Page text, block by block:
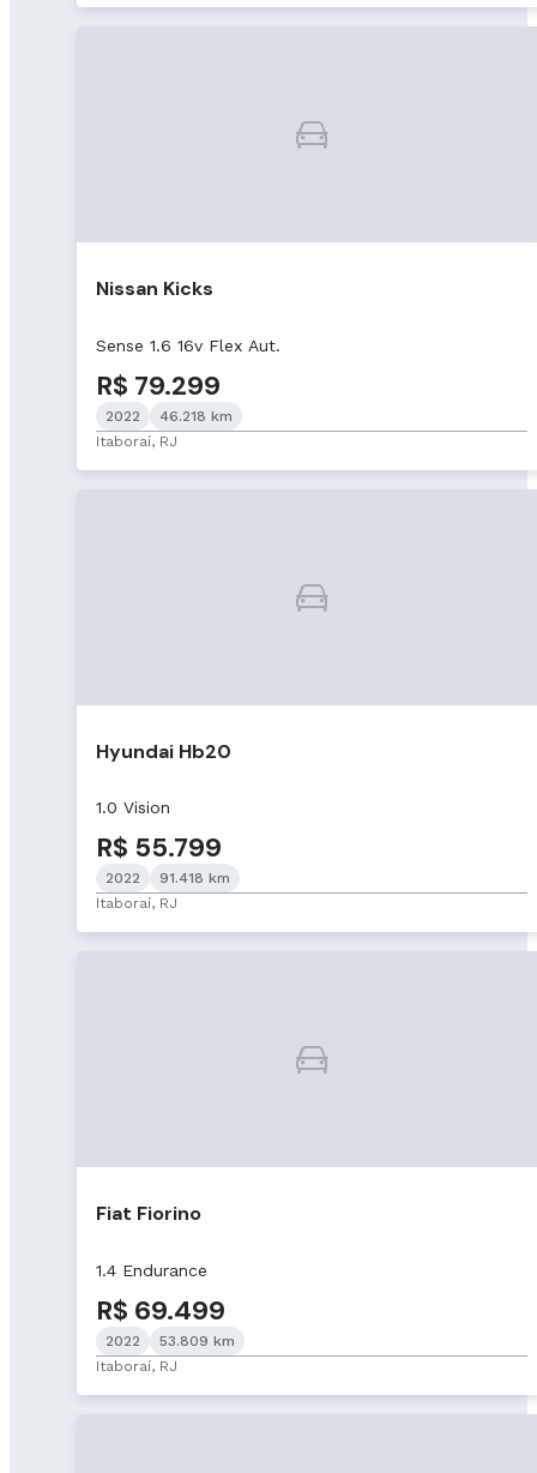
Nissan Kicks
Sense 1.6 16v Flex Aut.
R$ 79.299
2022
46.218 km
Itaboraí, RJ
Hyundai Hb20
1.0 Vision
R$ 55.799
2022
91.418 km
Itaboraí, RJ
Fiat Fiorino
1.4 Endurance
R$ 69.499
2022
53.809 km
Itaboraí, RJ